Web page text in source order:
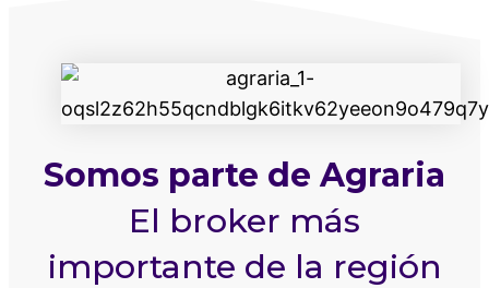
Somos parte de Agraria
El broker más
importante de la región